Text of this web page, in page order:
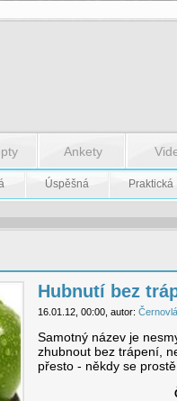
Ankety
Úspěšná Praktická
Hubnutí bez
16.01.12, 00:00, autor:
Samotný název je
zhubnout bez trápení,
přesto - někdy se